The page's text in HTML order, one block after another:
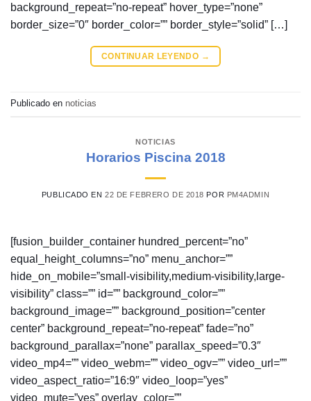
background_repeat=”no-repeat” hover_type=”none”
border_size=”0″ border_color=”” border_style=”solid” […]
CONTINUAR LEYENDO →
Publicado en noticias
NOTICIAS
Horarios Piscina 2018
PUBLICADO EN22 DE FEBRERO DE 2018 POR PM4ADMIN
[fusion_builder_container hundred_percent=”no”
equal_height_columns=”no” menu_anchor=””
hide_on_mobile=”small-visibility,medium-visibility,large-
visibility” class=”” id=”” background_color=””
background_image=”” background_position=”center
center” background_repeat=”no-repeat” fade=”no”
background_parallax=”none” parallax_speed=”0.3″
video_mp4=”” video_webm=”” video_ogv=”” video_url=””
video_aspect_ratio=”16:9″ video_loop=”yes”
video_mute=”yes” overlay_color=””